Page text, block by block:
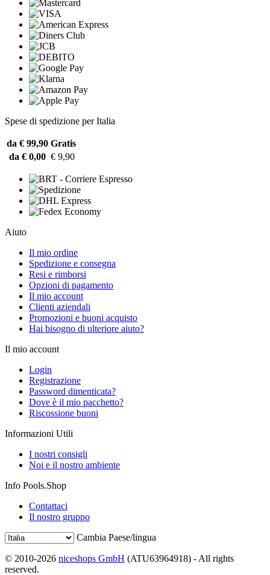
Spese di spedizione per Italia
da € 99,90 Gratis
da € 0,00 € 9,90
Aiuto
Il mio ordine
Spedizione e consegna
Resi e rimborsi
Opzioni di pagamento
Il mio account
Clienti aziendali
Promozioni e buoni acquisto
Hai bisogno di ulteriore aiuto?
Il mio account
Login
Registrazione
Password dimenticata?
Dove è il mio pacchetto?
Riscossione buoni
Informazioni Utili
I nostri consigli
Noi e il nostro ambiente
Info Pools.Shop
Contattaci
Il nostro gruppo
Cambia Paese/lingua
© 2010-2026 niceshops GmbH (ATU63964918) - All rights
reserved.